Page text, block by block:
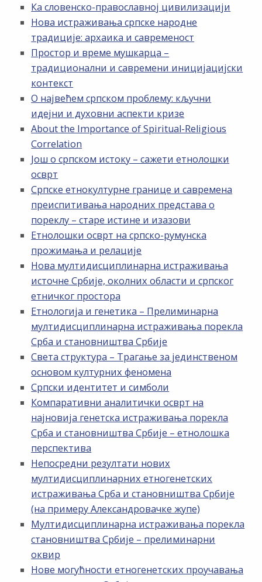
Ка словенско-православној цивилизацији
Нова истраживања српске народне
традиције: архаика и савременост
Простор и време мушкарца –
традиционални и савремени иницијацијски
контекст
О највећем српском проблему: кључни
идејни и духовни аспекти кризе
About the Importance of Spiritual-Religious
Correlation
Још о српском истоку – сажети етнолошки
осврт
Српске етнокултурне границе и савремена
преиспитивања народних представа о
пореклу – старе истине и изазови
Етнолошки осврт на српско-румунска
прожимања и релације
Нова мултидисциплинарна истраживања
источне Србије, околних области и српског
етничког простора
Етнологија и генетика – Прелиминарна
мултидисциплинарна истраживања порекла
Срба и становништва Србије
Света структура – Трагање за јединственом
основом културних феномена
Српски идентитет и симболи
Компаративни аналитички осврт на
најновија генетска истраживања порекла
Срба и становништва Србије – етнолошка
перспектива
Непосредни резултати нових
мултидисциплинарних етногенетских
истраживања Срба и становништва Србије
(на примеру Александровачке жупе)
Мултидисциплинарна истраживања порекла
становништва Србије – прелиминарни
оквир
Нове могућности етногенетских проучавања